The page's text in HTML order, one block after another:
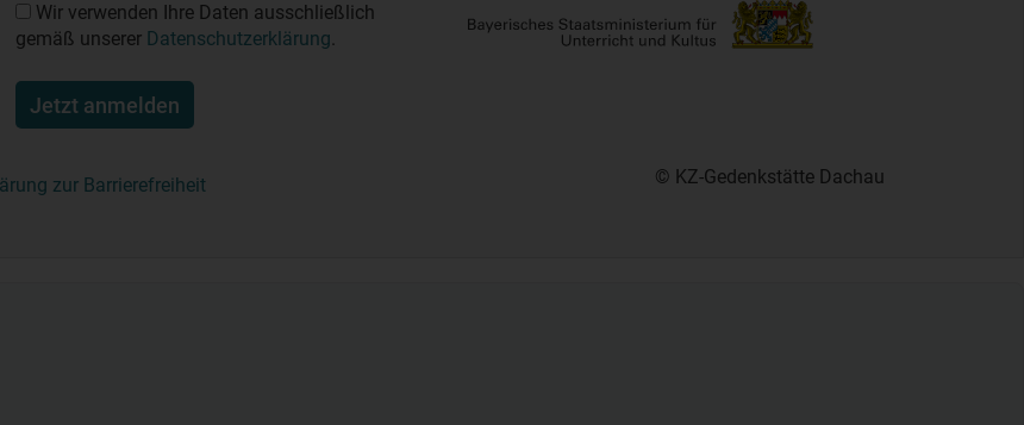
Wir verwenden Ihre Daten ausschließlich
gemäß unserer Datenschutzerklärung.
Jetzt anmelden
zur Barrierefreiheit
© KZ-Gedenkstätte Dachau